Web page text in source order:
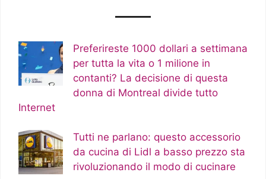
Preferireste 1000 dollari a settimana
per tutta la vita o 1 milione in
contanti? La decisione di questa
donna di Montreal divide tutto
Internet
Tutti ne parlano: questo accessorio
da cucina di Lidl a basso prezzo sta
rivoluzionando il modo di cucinare